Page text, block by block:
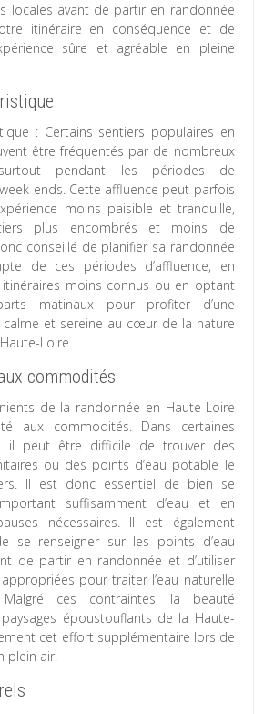
locales avant de partir en randonnée
itinéraire en conséquence et de
sûre et agréable en pleine
: Certains sentiers populaires en
être fréquentés par de nombreux
surtout pendant les périodes de
ends. Cette affluence peut parfois
moins paisible et tranquille,
plus encombrés et moins de
conseillé de planifier sa randonnée
de ces périodes d’affluence, en
moins connus ou en optant
matinaux pour profiter d’une
calme et sereine au cœur de la nature
Loire.
commodités
de la randonnée en Haute-Loire
aux commodités. Dans certaines
il peut être difficile de trouver des
ou des points d’eau potable le
Il est donc essentiel de bien se
suffisamment d’eau et en
nécessaires. Il est également
se renseigner sur les points d’eau
de partir en randonnée et d’utiliser
pour traiter l’eau naturelle
Malgré ces contraintes, la beauté
époustouflants de la Haute-
cet effort supplémentaire lors de
plein air.